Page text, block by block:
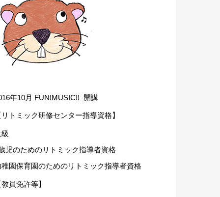
年10月 FUN!MUSIC!! 開講
トミック研修センター指導資格】
児のためのリトミック指導者資格
稚園保育園のためのリトミック指導者資格
員免許等】